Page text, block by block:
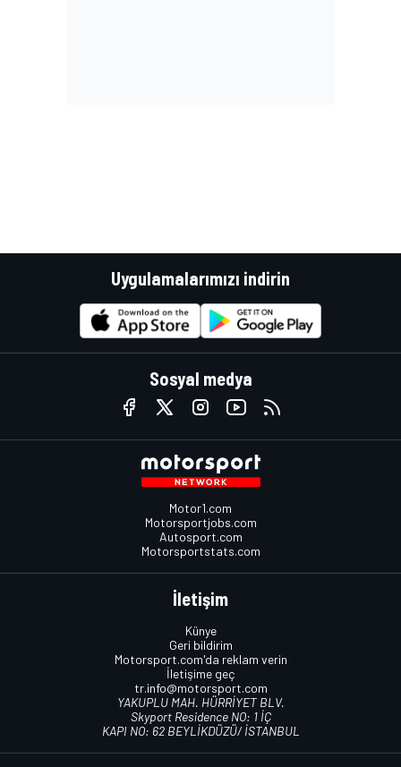
Uygulamalarımızı indirin
Sosyal medya
Motor1.com
Motorsportjobs.com
Autosport.com
Motorsportstats.com
İletişim
Künye
Geri bildirim
Motorsport.com'da reklam verin
İletişime geç
tr.info@motorsport.com
YAKUPLU MAH. HÜRRİYET BLV.
Skyport Residence NO: 1 İÇ
KAPI NO: 62 BEYLİKDÜZÜ/ İSTANBUL